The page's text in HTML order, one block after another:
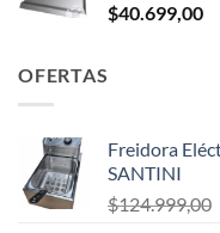
$40.699,00
OFERTAS
Freidora
SANTINI
$124.999,00